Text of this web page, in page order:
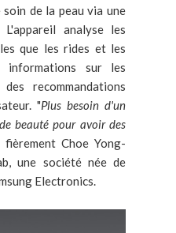
de la peau via une
analyse les
que les rides et les
sur les
recommandations
"Plus besoin d'un
beauté pour avoir des
Choe Yong-
une société née de
Electronics.